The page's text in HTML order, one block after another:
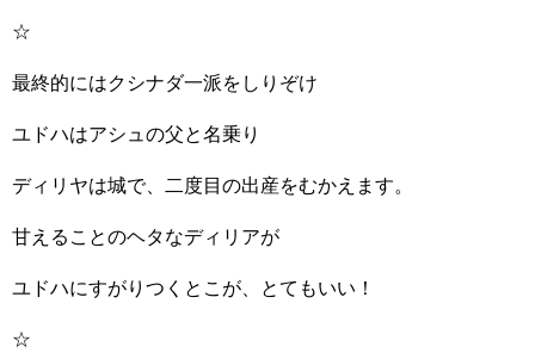
☆
最終的にはクシナダ一派をしりぞけ
ユドハはアシュの父と名乗り
ディリヤは城で、二度目の出産をむかえます。
甘えることのヘタなディリアが
ユドハにすがりつくとこが、とてもいい！
☆